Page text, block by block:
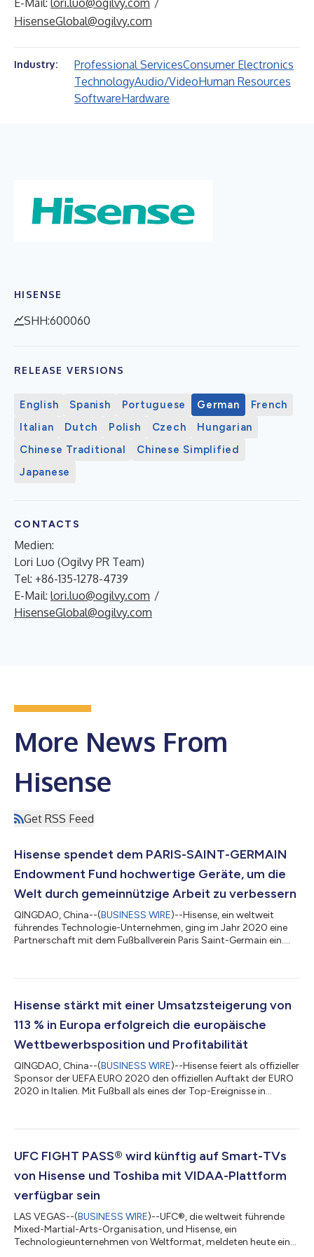
E-Mail: lori.luo@ogilvy.com /
HisenseGlobal@ogilvy.com
Industry: Professional ServicesConsumer Electronics
TechnologyAudio/VideoHuman Resources
SoftwareHardware
HISENSE
SHH:600060
RELEASE VERSIONS
English Spanish Portuguese German
French
Italian
Dutch Polish Czech
Hungarian
Chinese Traditional
Chinese Simplified
Japanese
CONTACTS
Medien:
Lori Luo (Ogilvy PR Team)
Tel: +86-135-1278-4739
E-Mail: lori.luo@ogilvy.com /
HisenseGlobal@ogilvy.com
More News From
Hisense
Get RSS Feed
Hisense spendet dem PARIS-SAINT-GERMAIN
Endowment Fund hochwertige Geräte, um die
Welt durch gemeinnützige Arbeit zu verbessern
QINGDAO, China--(BUSINESS WIRE)--Hisense, ein weltweit
führendes Technologie-Unternehmen, ging im Jahr 2020 eine
Partnerschaft mit dem Fußballverein Paris Saint-Germain ein.
Unterstützung erhalten und eine stärkere emotionale
sozial verantwortungsbewusstes Unternehmen ist Hisense jetzt
Hisense stärkt mit einer Umsatzsteigerung von
113 % in Europa erfolgreich die europäische
Wettbewerbsposition und Profitabilität
QINGDAO, China--(BUSINESS WIRE)--Hisense feiert als offizieller
Sponsor der UEFA EURO 2020 den offiziellen Auftakt der EURO
2020 in Italien. Mit Fußball als eines der Top-Ereignisse in
Hisense bereits 2016 offizieller Sponsor der UEFA EURO war, hat
Sportereignissen und Technologieinnovationen viel
Anerkennung und Lob von europäischen Verbrau...
UFC FIGHT PASS® wird künftig auf Smart-TVs
von Hisense und Toshiba mit VIDAA-Plattform
verfügbar sein
LAS VEGAS--(BUSINESS WIRE)--UFC®, die weltweit führende
Mixed-Martial-Arts-Organisation, und Hisense, ein
Technologieunternehmen von Weltformat, meldeten heute eine